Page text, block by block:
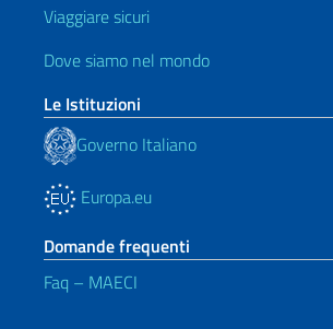
Viaggiare sicuri
Dove siamo nel mondo
Le Istituzioni
Governo Italiano
Europa.eu
Domande frequenti
Faq – MAECI